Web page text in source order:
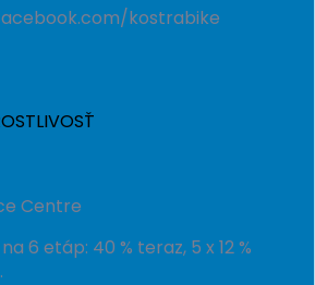
kostrabike
Centre
6 etáp: 40 % teraz, 5 x 12 %